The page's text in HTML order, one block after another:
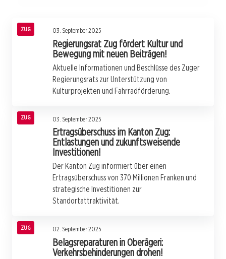
ZUG 03. September 2025
Regierungsrat Zug fördert Kultur und
Bewegung mit neuen Beiträgen!
Aktuelle Informationen und Beschlüsse des Zuger
Regierungsrats zur Unterstützung von
Kulturprojekten und Fahrradförderung.
ZUG 03. September 2025
Ertragsüberschuss im Kanton Zug:
Entlastungen und zukunftsweisende
Investitionen!
Der Kanton Zug informiert über einen
Ertragsüberschuss von 370 Millionen Franken und
strategische Investitionen zur
Standortattraktivität.
ZUG 02. September 2025
Belagsreparaturen in Oberägeri:
Verkehrsbehinderungen drohen!